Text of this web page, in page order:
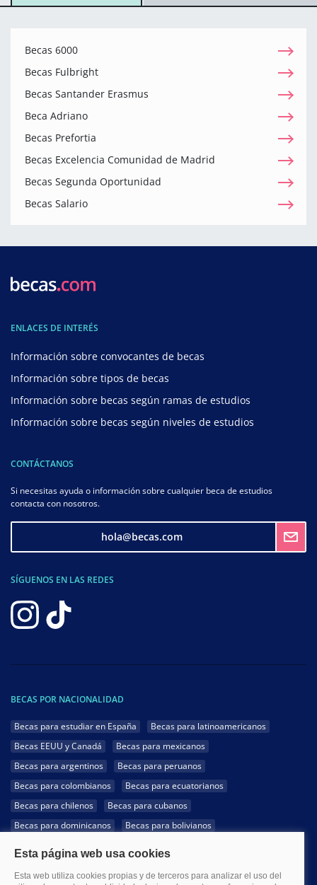
Becas 6000
Becas Fulbright
Becas Santander Erasmus
Beca Adriano
Becas Prefortia
Becas Excelencia Comunidad de Madrid
Becas Segunda Oportunidad
Becas Salario
ENLACES DE INTERÉS
Información sobre convocantes de becas
Información sobre tipos de becas
Información sobre becas según ramas de estudios
Información sobre becas según niveles de estudios
CONTÁCTANOS
Si necesitas ayuda o información sobre cualquier beca de estudios
contacta con nosotros.
hola@becas.com
SÍGUENOS EN LAS REDES
BECAS POR NACIONALIDAD
Becas para estudiar en España
Becas para latinoamericanos
Becas EEUU y Canadá
Becas para mexicanos
Becas para argentinos
Becas para peruanos
Becas para colombianos
Becas para ecuatorianos
Becas para chilenos
Becas para cubanos
Becas para dominicanos
Becas para bolivianos